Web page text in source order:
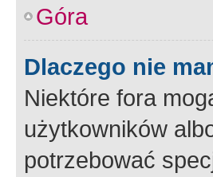
Góra
Dlaczego nie
Niektóre fora
użytkowników
potrzebować